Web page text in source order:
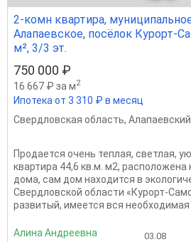
2-комн квартира,
Алапаевское, посёлок Курорт-
м², 3/3 эт.
750 000 ₽
16 667 ₽ за м2
Ипотека от 3 310 ₽ в месяц
Свердловская область,
Продается очень теплая, светлая,
квартира 44,6 кв.м. м2, расположена
дома, сам дом находится в
Свердловской области «Курорт-
развитый, имеется вся необходимая
Алина Андреевна 03.08